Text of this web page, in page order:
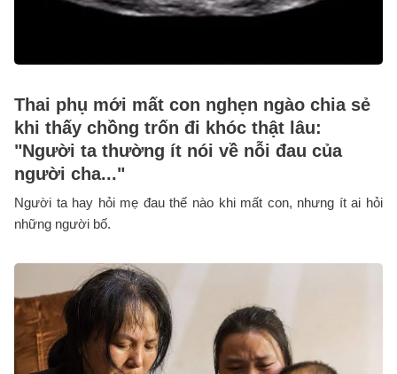
Thai phụ mới mất con nghẹn ngào chia sẻ
khi thấy chồng trốn đi khóc thật lâu:
"Người ta thường ít nói về nỗi đau của
người cha..."
Người ta hay hỏi mẹ đau thế nào khi mất con, nhưng ít ai hỏi
những người bố.